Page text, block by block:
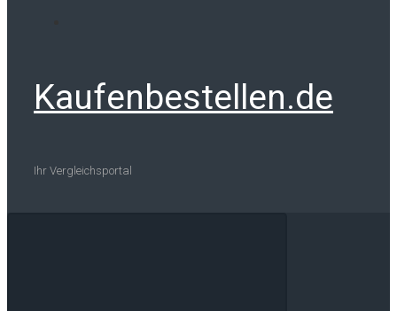
Kaufenbestellen.de
Ihr Vergleichsportal